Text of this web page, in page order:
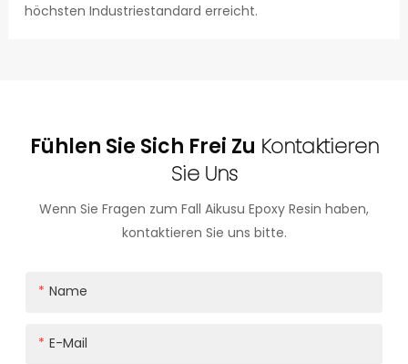
höchsten Industriestandard erreicht.
Fühlen Sie Sich Frei Zu Kontaktieren
Sie Uns
Wenn Sie Fragen zum Fall Aikusu Epoxy Resin haben,
kontaktieren Sie uns bitte.
Name
E-Mail